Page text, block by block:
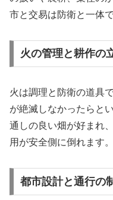
市と交易は防衛と一体
火の管理と耕作の
火は調理と防衛の道具
が絶滅しなかったらと
通しの良い畑が好まれ
用が安全側に倒れます。
都市設計と通行の